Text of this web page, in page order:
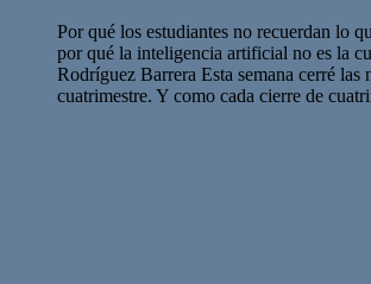
Por qué los estudiantes no recuerdan lo
por qué la inteligencia artificial no es la
Rodríguez Barrera Esta semana cerré las
cuatrimestre. Y como cada cierre de